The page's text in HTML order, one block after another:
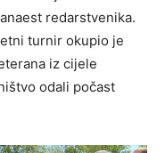
redarstvenika.
turnir okupio je
iz cijele
odali počast